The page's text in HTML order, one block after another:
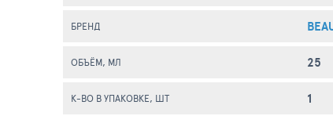
БРЕНД
ОБЪЁМ, МЛ 25
К-ВО В УПАКОВКЕ, ШТ 1